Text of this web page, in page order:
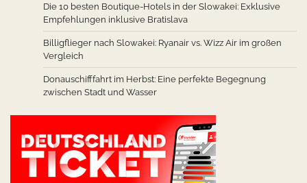
Die 10 besten Boutique-Hotels in der Slowakei: Exklusive
Empfehlungen inklusive Bratislava
Billigflieger nach Slowakei: Ryanair vs. Wizz Air im großen
Vergleich
Donauschifffahrt im Herbst: Eine perfekte Begegnung
zwischen Stadt und Wasser